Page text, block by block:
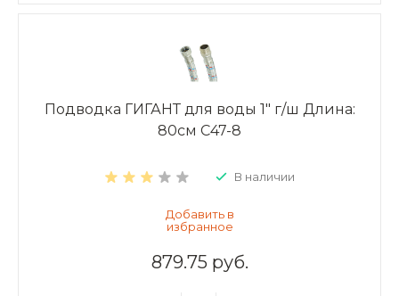
Подводка ГИГАНТ для воды 1" г/ш Длина:
80см C47-8
В наличии
879.75 руб.